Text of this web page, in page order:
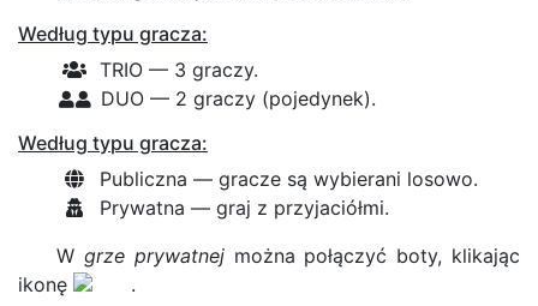
Według typu gracza:
TRIO — 3 graczy.
DUO — 2 graczy (pojedynek).
Według typu gracza:
Publiczna — gracze są wybierani losowo.
Prywatna — graj z przyjaciółmi.
W grze prywatnejmożna połączyć boty, klikając
ikonę
.